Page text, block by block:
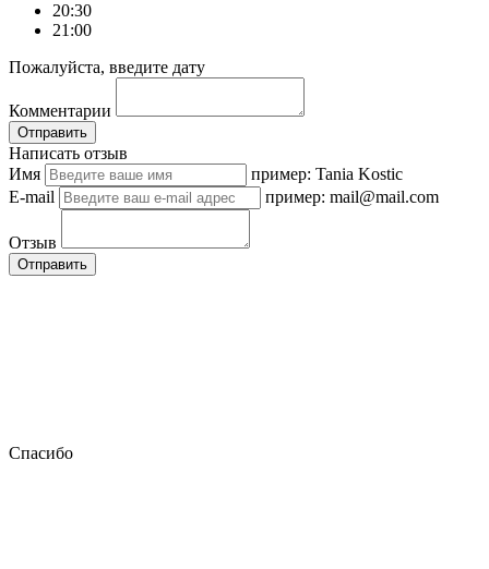
20:30
21:00
Пожалуйста, введите дату
Комментарии
Отправить
Написать отзыв
Имя
пример: Tania Kostic
E-mail
пример: mail@mail.com
Отзыв
Отправить
Спасибо